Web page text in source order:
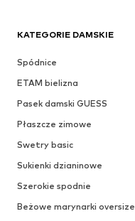
KATEGORIE DAMSKIE
Spódnice
ETAM bielizna
Pasek damski GUESS
Płaszcze zimowe
Swetry basic
Sukienki dzianinowe
Szerokie spodnie
Beżowe marynarki oversize